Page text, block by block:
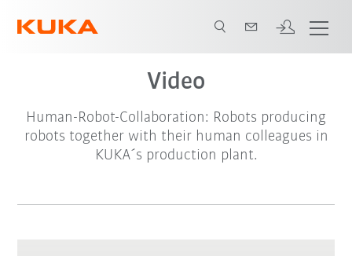
Video
Human-Robot-Collaboration: Robots producing
robots together with their human colleagues in
KUKA´s production plant.